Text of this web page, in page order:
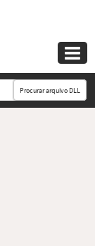

Procurar arquivo DLL